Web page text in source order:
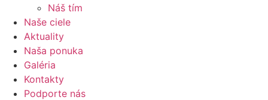
Náš tím
Naše ciele
Aktuality
Naša ponuka
Galéria
Kontakty
Podporte nás